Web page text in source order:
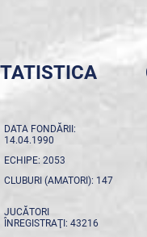
DATA FONDĂRII:
14.04.1990
ECHIPE: 2053
CLUBURI (AMATORI): 147
JUCĂTORI
ÎNREGISTRAŢI: 43216